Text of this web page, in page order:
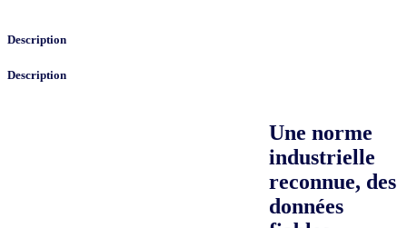
Description
Description
Une norme
industrielle
reconnue, des
données